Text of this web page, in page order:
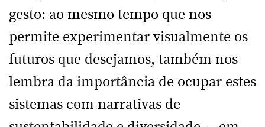
gesto: ao mesmo tempo que nos
permite experimentar visualmente os
futuros que desejamos, também nos
lembra da importância de ocupar estes
sistemas com narrativas de